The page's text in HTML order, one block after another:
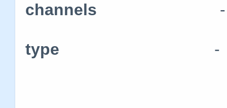
channels -
type -